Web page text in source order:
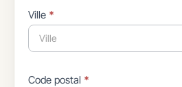
Ville *
Code postal *